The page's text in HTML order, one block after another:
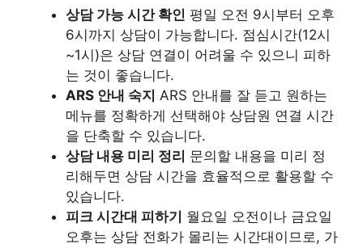
상담 가능 시간 확인 평일 오전 9시부터 오후
6시까지 상담이 가능합니다. 점심시간(12시
~1시)은 상담 연결이 어려울 수 있으니 피하
는 것이 좋습니다.
ARS 안내 숙지 ARS 안내를 잘 듣고 원하는
메뉴를 정확하게 선택해야 상담원 연결 시간
을 단축할 수 있습니다.
상담 내용 미리 정리 문의할 내용을 미리 정
리해두면 상담 시간을 효율적으로 활용할 수
있습니다.
피크 시간대 피하기 월요일 오전이나 금요일
오후는 상담 전화가 몰리는 시간대이므로, 가